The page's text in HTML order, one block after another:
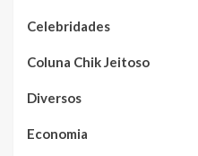
Celebridades
Coluna Chik Jeitoso
Diversos
Economia